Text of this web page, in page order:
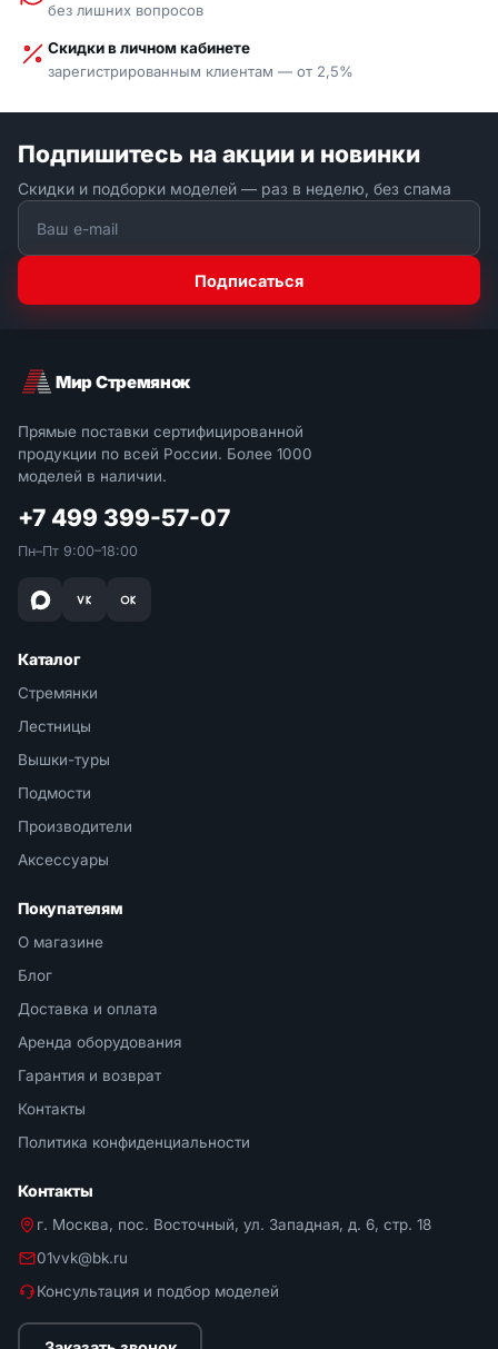
без лишних вопросов
Скидки в личном кабинете
зарегистрированным клиентам — от 2,5%
Подпишитесь на акции и новинки
Скидки и подборки моделей — раз в неделю, без спама
Подписаться
Мир Стремянок
Прямые поставки сертифицированной
продукции по всей России. Более 1000
моделей в наличии.
+7 499 399-57-07
Пн–Пт 9:00–18:00
Каталог
Стремянки
Лестницы
Вышки-туры
Подмости
Производители
Аксессуары
Покупателям
О магазине
Блог
Доставка и оплата
Аренда оборудования
Гарантия и возврат
Контакты
Политика конфиденциальности
Контакты
г. Москва, пос. Восточный, ул. Западная, д. 6, стр. 18
01vvk@bk.ru
Консультация и подбор моделей